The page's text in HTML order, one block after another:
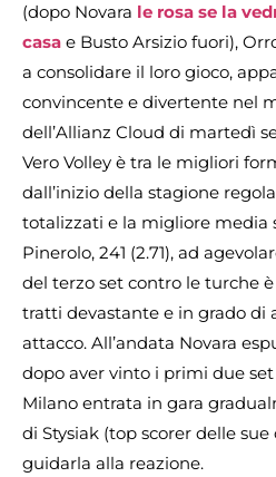
(dopo Novara le rosa se la
casa e Busto Arsizio fuori),
a consolidare il loro gioco,
convincente e divertente nel
dell’Allianz Cloud di martedì
Vero Volley è tra le migliori
dall’inizio della stagione
totalizzati e la migliore media
Pinerolo, 241 (2.71), ad
del terzo set contro le turche
tratti devastante e in grado di
attacco. All’andata Novara
dopo aver vinto i primi due
Milano entrata in gara
di Stysiak (top scorer delle sue
guidarla alla reazione.